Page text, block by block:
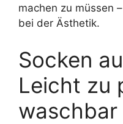
machen zu müssen
bei der Ästhetik.
Socken
Leicht zu
waschbar